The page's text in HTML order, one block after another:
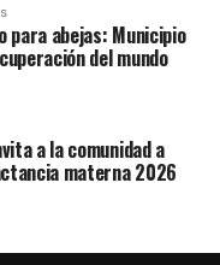
para abejas: Municipio
del mundo
a la comunidad a
materna 2026